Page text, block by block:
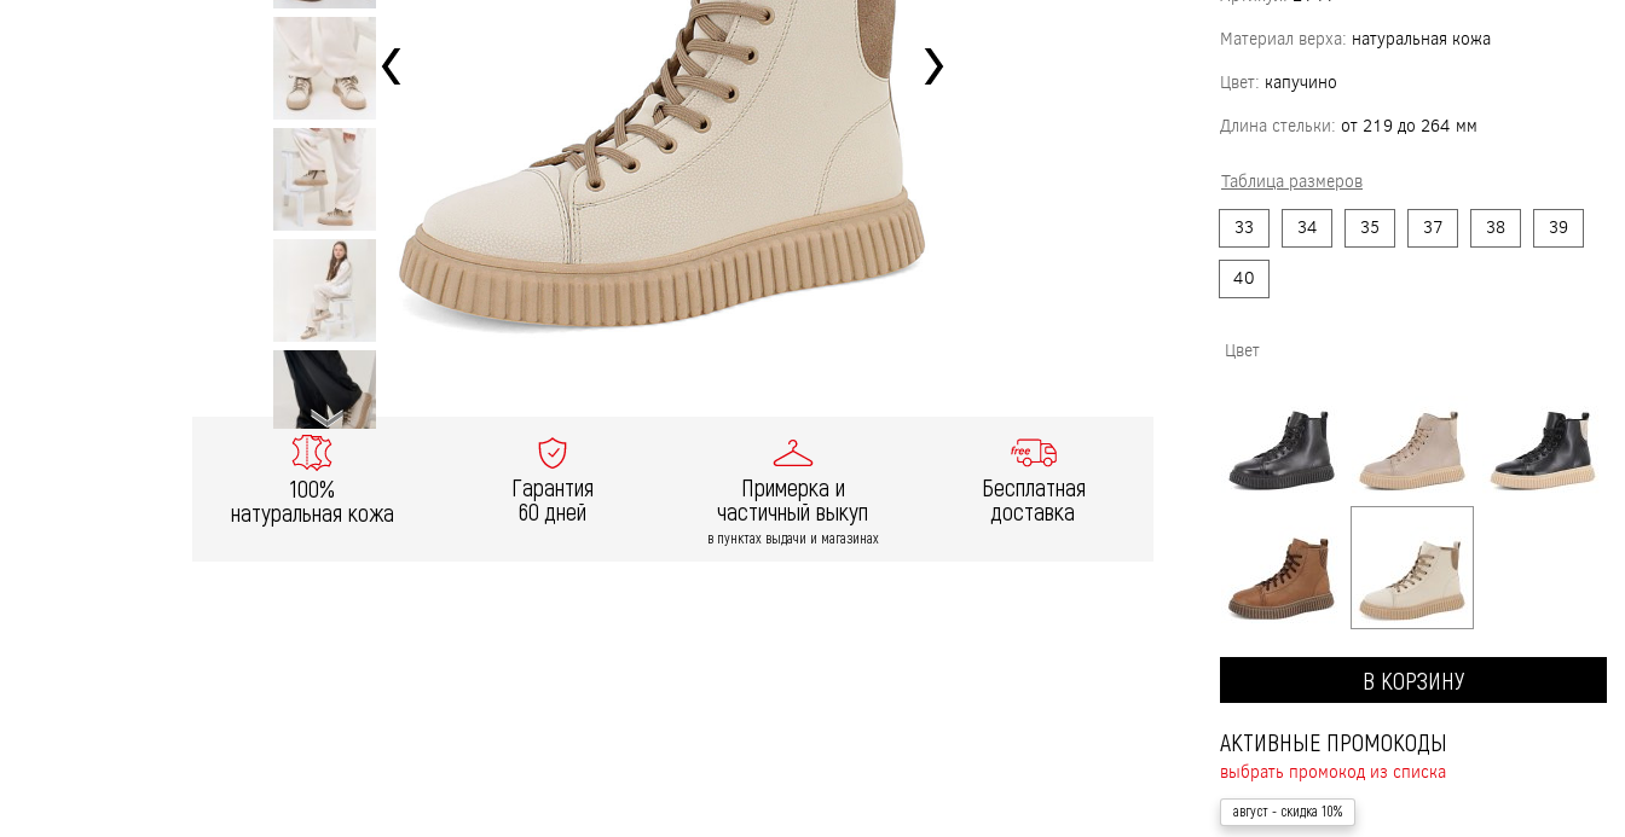
100%
натуральная кожа
Гарантия
60 дней
Примерка и
частичный выкуп
в пунктах выдачи и магазинах
Бесплатная
доставка
Материал верха: натуральная кожа
Цвет: капучино
Длина стельки: от 219 до 264 мм
Таблица размеров
33
34 35 37 38 39
40
Цвет
В КОРЗИНУ
АКТИВНЫЕ ПРОМОКОДЫ
выбрать промокод из списка
август - скидка 10%